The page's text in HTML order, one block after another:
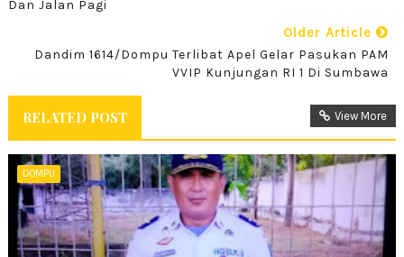
Dan Jalan Pagi
Older Article
Dandim 1614/Dompu Terlibat Apel Gelar Pasukan PAM
VVIP Kunjungan RI 1 Di Sumbawa
RELATED POST View More
DOMPU